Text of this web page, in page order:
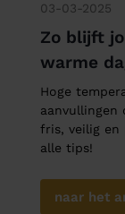
03-03-2025
Zo blijft
warme
Hoge
aanvullingen
fris, veilig en
alle tips!
naar het